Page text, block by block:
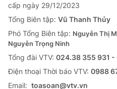
cấp ngày 29/12/2023
Tổng Biên tập: Vũ Thanh Thủy
Phó Tổng Biên tập: Nguyễn Thị
Nguyễn Trọng Ninh
Tổng đài VTV: 024.38 355 931
Ðiện thoại Thời báo VTV: 0988
Email: toasoan@vtv.vn